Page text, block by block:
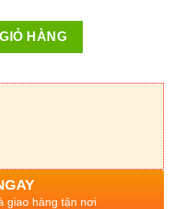
lượng
HÀNG
giao hàng tận nơi